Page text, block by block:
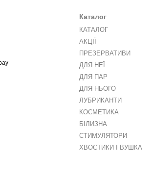
Каталог
КАТАЛОГ
АКЦІЇ
ПРЕЗЕРВАТИВИ
ДЛЯ НЕЇ
ДЛЯ ПАР
ДЛЯ НЬОГО
ЛУБРИКАНТИ
КОСМЕТИКА
БІЛИЗНА
СТИМУЛЯТОРИ
ХВОСТИКИ І ВУШКА